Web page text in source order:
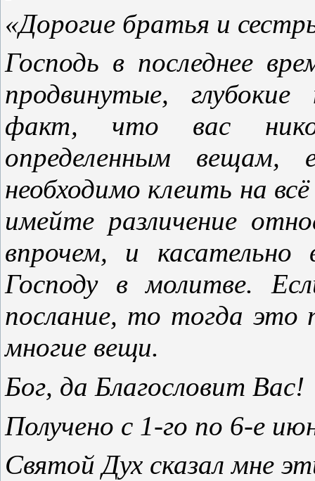
«Дорогие братья и
Господь в последнее
продвинутые,
факт, что вас
определенным
необходимо клеить на
имейте различение
впрочем, и касательно
Господу в молитве.
послание, то тогда это
многие вещи.
Бог, да Благословит Вас!
Получено с 1-го по 6-е
Святой Дух сказал мне